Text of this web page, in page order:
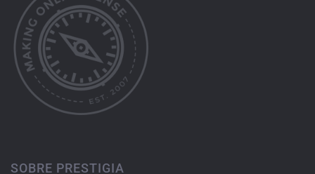
SOBRE PRESTIGIA